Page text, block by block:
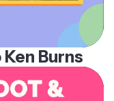
Burns